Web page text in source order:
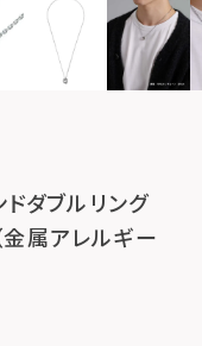
ダブルリング
金属アレルギー